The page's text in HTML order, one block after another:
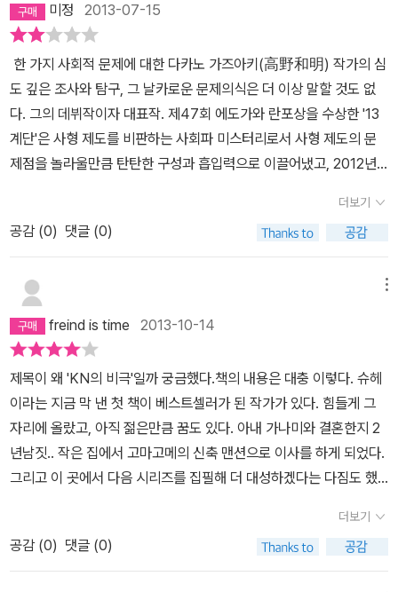
미정 2013-07-15
한 가지 사회적 문제에 대한 다카노 가즈아키(高野和明) 작가의 심
도 깊은 조사와 탐구, 그 날카로운 문제의식은 더 이상 말할 것도 없
다. 그의 데뷔작이자 대표작. 제47회 에도가와 란포상을 수상한 '13
계단'은 사형 제도를 비판하는 사회파 미스터리로서 사형 제도의 문
제점을 놀라울만큼 탄탄한 구성과 흡입력으로 이끌어냈고, 2012년
는 인간 학살에 대한 역사의식을 담아내어 논란이 된 바가 있다. 그런
그가 KN의 비극(K.Nの悲劇)에서는 '중절'이라는 문제에 눈을 돌렸
다. '네가 말하는 대로지. 나는 이 손으로 수많은 아기를 죽여 왔어. 왠
지 알아? 무책임한 부모가. 사회가 아기를 죽이길 원해서였어!' KN의
비극에서는 두 명의 'K.N'이 등장한다. 젊은 나이에 일약 베스트셀러
작가 자리에 오른 기자인 슈헤이와 결혼하여 계획되지 않은 임신을
하게 된 나쓰키 가나미. 그리고 가나미의 친구인 나카무라 구미이다.
슈헤이는 베스트셀러에 오른 작품을 통하여 거액의 인세를 얻었다.
그리고 그 돈으로 맨션을 장만했고 가나미와의 행복한 결혼생활이 펼
쳐지는 듯 했다. 그러나 갑작스러운 아내의 임신 사실에 기쁨보다 먼
저 찾아오는 계산. 수입과 빚, 양육비와 생활비... 결국 경제적으로 어
렵다고 생각한 슈헤이는 가나미에게 중정을 하자고 설득하고 가나미
는 이를 받아들인다. 그러나 중절을 위하여 병원에 찾아가자 갑자기
경련을 일으키며 다른 인격이 들어온 것처럼 공포스러운 모습을 보여
더보기
공감 (0) 댓글 (0)
freind is time 2013-10-14
제목이 왜 'KN의 비극'일까 궁금했다.책의 내용은 대충 이렇다. 슈헤
이라는 지금 막 낸 첫 책이 베스트셀러가 된 작가가 있다. 힘들게 그
자리에 올랐고, 아직 젊은만큼 꿈도 있다. 아내 가나미와 결혼한지 2
년남짓.. 작은 집에서 고마고메의 신축 맨션으로 이사를 하게 되었다.
그리고 이 곳에서 다음 시리즈를 집필해 더 대성하겠다는 다짐도 했
어하는 것은 아니지만 경제적 사정이 집 대출금 갚기도 빠듯하다. 슈
헤이는 고정적인 수입이 있는 것도 아니기 때문에 부부는 아이를 지
우기로 결심한다. 그런데 지우기로 결심한 후부터 아내가 이상하다.
더보기
공감 (0) 댓글 (0)